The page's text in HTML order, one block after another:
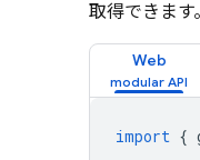
取得できます。
Web
import {